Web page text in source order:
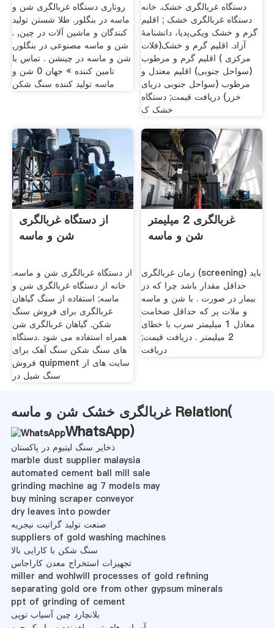
روتاری دستگاه غربالگری شن و
ماسه در بنگلور. طلا شستن تولید
کنندگان و ماشین آلات در چین, .
شن و ماسه مصنوعی در بنگلور,
شن و ماسه در چینشن . تماس با
تامین کننده » جهان 0 شن و
ماسه تولید کننده سنگ شکن
دستگاه غربالگری خشک. خانه
دستگاه غربالگری خشک ; اقلیم
گرم و خشک ویکی‌پدیا، دانشنامهٔ
آزاد. اقلیم گرم و خشک(فلات
مرکزی ) اقلیم گرم و مرطوب
(سواحل جنوبی) اقلیم معتدل و
مرطوب (سواحل جنوبی دریای
خزر) دریافت قیمت; دستگاه
خشک ک
از دستگاه غربالگری
شن و ماسه
از دستگاه غربالگری شن و ماسه.
خانه از دستگاه غربالگری شن و
ماسه; استفاده از سنگ گیاهان
غربالگری برای فروش سنگ
شکن. گیاهان غربالگری شن
همراه استفاده می شود .دستگاه
های سنگ شکن سنگ آهک برای
فروش quipment سایت های از
سنگ شیل در
غربالگری 2 میلیمتر
شن و ماسه
زمان غربالگری (screening) باید
حداقل مقدار باشد چرا که دز
بیمار در صورت . با شن و ماسه
و ملات پر که حداقل ضخامت
معادل 1 میلیمتر سرب با خطای
2 میلیمتر . دریافت قیمت;
دریافت
غربالگری خشک شن و ماسه Relation(
WhatsApp)
ذخایر سنگ لیتیوم در پاکستان
marble dust supplier malaysia
automated cement ball mill sale
grinding machine ag 7 models may
buy mining scraper conveyor
dry leaves into powder
صنعت تولید گرانیت نیجریه
suppliers of gold washing machines
سنگ شکن با کارایی بالا
تجهیزات استخراج معدن کاراجاس
miller and wohlwill processes of gold refining
separating gold ore from other gypsum minerals
ppt of grinding of cement
بلانچارد چین آسیاب توپی